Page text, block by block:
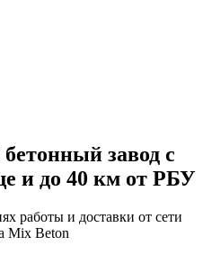
завод с
и до 40 км от РБУ
работы и доставки от сети
Mix Beton